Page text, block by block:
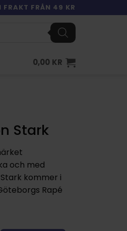
FRAKT FRÅN 49 KR
0,00 KR
Stark
och med
kommer i
Rapé